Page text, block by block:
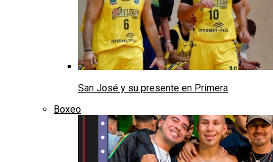
San José y su presente en Primera
Boxeo